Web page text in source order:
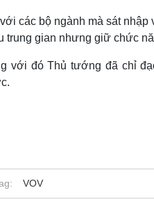
các bộ ngành mà sát nhập
trung gian nhưng giữ chức
với đó Thủ tướng đã chỉ
VOV